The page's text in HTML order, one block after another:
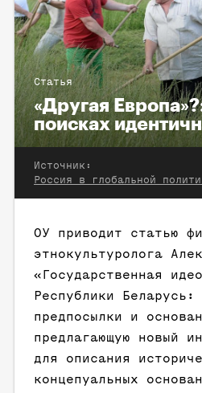
Статья
«Другая
поисках
Источник:
Россия в глобальной
ОУ приводит статью
этнокультуролога
«Государственная
Республики Беларусь:
предпосылки и
предлагающую новый
для описания
концепуальных